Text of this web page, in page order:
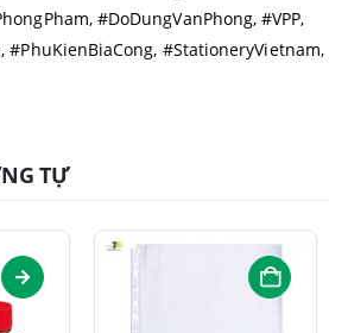
#DoDungVanPhong, #VPP,
#PhuKienBiaCong, #StationeryVietnam,
TỰ